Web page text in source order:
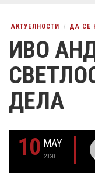
АКТУЕЛНОСТИ ДА СЕ
ИВО
ДЕЛА
10 MAY
2020